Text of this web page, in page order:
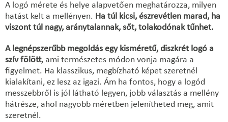
A logó mérete és helye alapvetően meghatározza, milyen
hatást kelt a mellényen. Ha túl kicsi, észrevétlen marad, ha
viszont túl nagy, aránytalannak, sőt, tolakodónak tűnhet.
A legnépszerűbb megoldás egy kisméretű, diszkrét logó a
szív fölött, ami természetes módon vonja magára a
figyelmet. Ha klasszikus, megbízható képet szeretnél
kialakítani, ez lesz az igazi. Ám ha fontos, hogy a logód
messzebbről is jól látható legyen, jobb választás a mellény
hátrésze, ahol nagyobb méretben jelenítheted meg, amit
szeretnél.